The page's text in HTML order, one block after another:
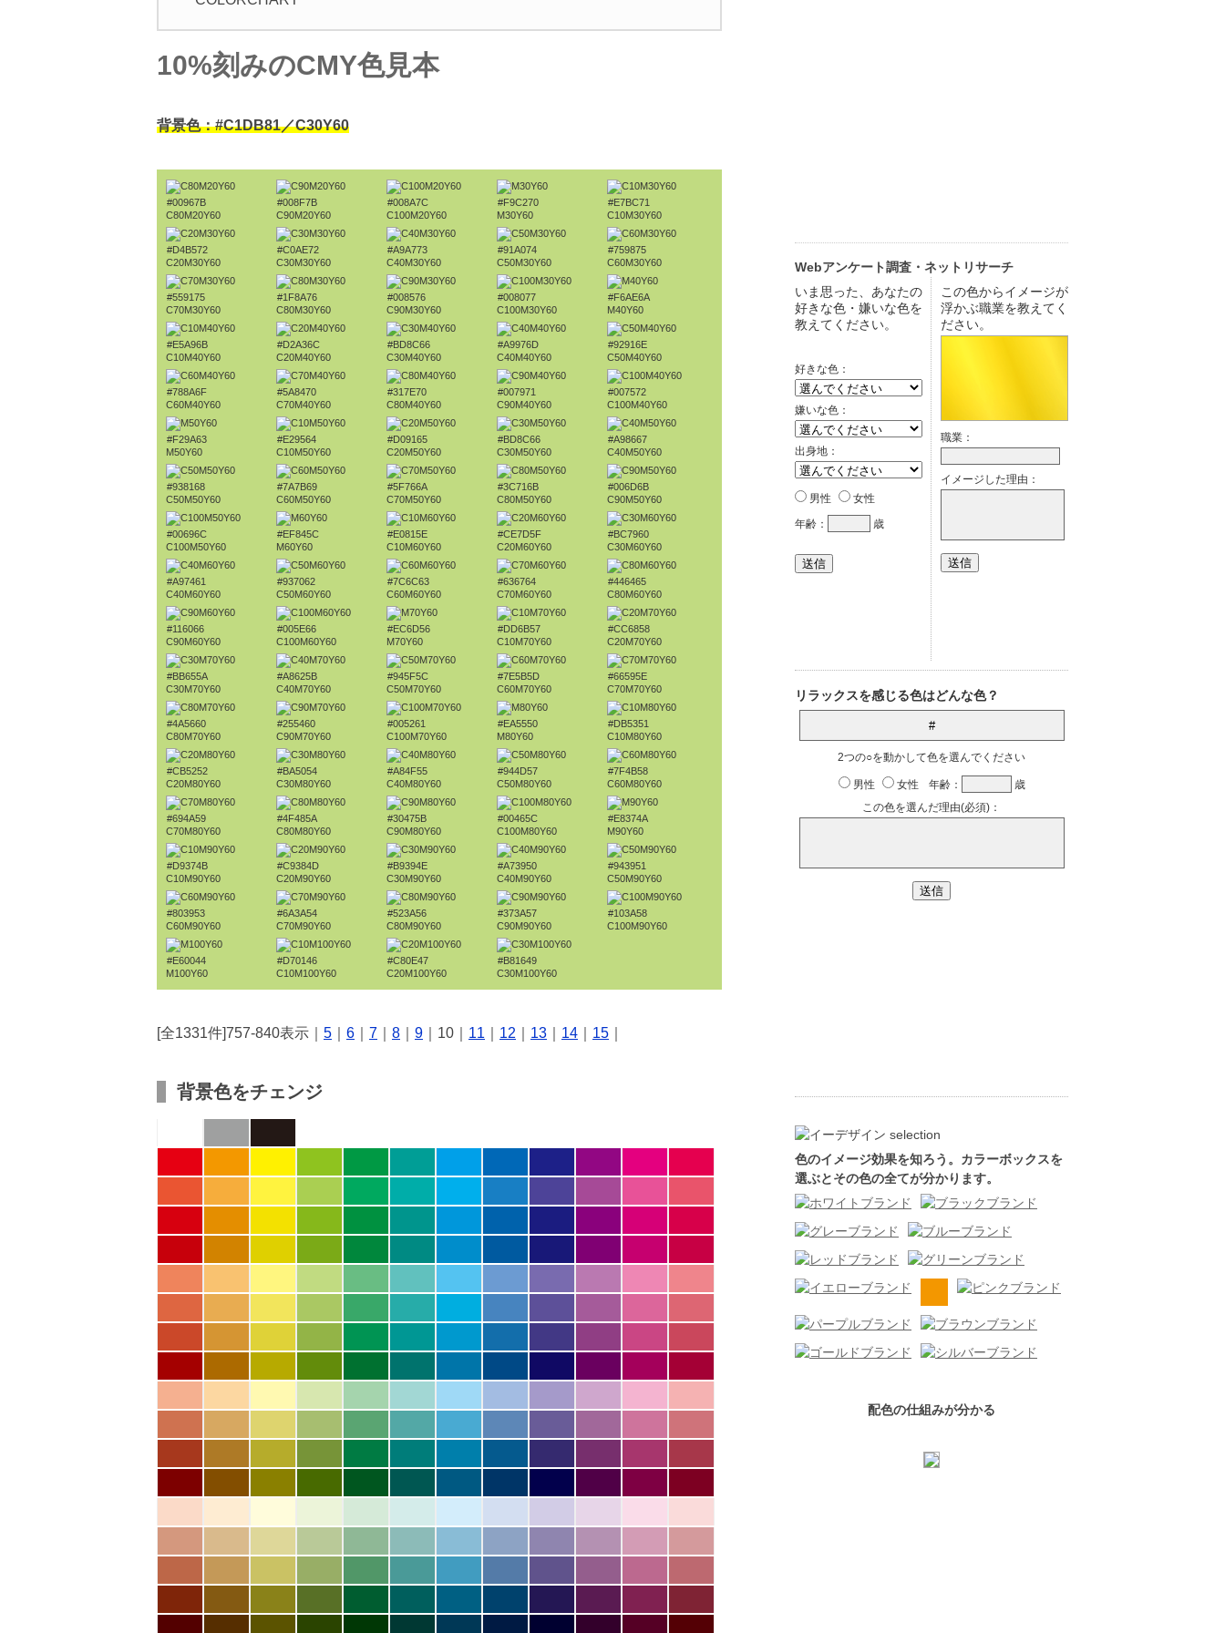
10%刻みのCMY色見本
背景色：#C1DB81／C30Y60
#00967B
C80M20Y60
#008F7B
C90M20Y60
#008A7C
C100M20Y60
#F9C270
M30Y60
#E7BC71
C10M30Y60
#D4B572
C20M30Y60
#C0AE72
C30M30Y60
#A9A773
C40M30Y60
#91A074
C50M30Y60
#759875
C60M30Y60
#559175
C70M30Y60
#1F8A76
C80M30Y60
#008576
C90M30Y60
#008077
C100M30Y60
#F6AE6A
M40Y60
#E5A96B
C10M40Y60
#D2A36C
C20M40Y60
#BD8C66
C30M40Y60
#A9976D
C40M40Y60
#92916E
C50M40Y60
#788A6F
C60M40Y60
#5A8470
C70M40Y60
#317E70
C80M40Y60
#007971
C90M40Y60
#007572
C100M40Y60
#F29A63
M50Y60
#E29564
C10M50Y60
#D09165
C20M50Y60
#BD8C66
C30M50Y60
#A98667
C40M50Y60
#938168
C50M50Y60
#7A7B69
C60M50Y60
#5F766A
C70M50Y60
#3C716B
C80M50Y60
#006D6B
C90M50Y60
#00696C
C100M50Y60
#EF845C
M60Y60
#E0815E
C10M60Y60
#CE7D5F
C20M60Y60
#BC7960
C30M60Y60
#A97461
C40M60Y60
#937062
C50M60Y60
#7C6C63
C60M60Y60
#636764
C70M60Y60
#446465
C80M60Y60
#116066
C90M60Y60
#005E66
C100M60Y60
#EC6D56
M70Y60
#DD6B57
C10M70Y60
#CC6858
C20M70Y60
#BB655A
C30M70Y60
#A8625B
C40M70Y60
#945F5C
C50M70Y60
#7E5B5D
C60M70Y60
#66595E
C70M70Y60
#4A5660
C80M70Y60
#255460
C90M70Y60
#005261
C100M70Y60
#EA5550
M80Y60
#DB5351
C10M80Y60
#CB5252
C20M80Y60
#BA5054
C30M80Y60
#A84F55
C40M80Y60
#944D57
C50M80Y60
#7F4B58
C60M80Y60
#694A59
C70M80Y60
#4F485A
C80M80Y60
#30475B
C90M80Y60
#00465C
C100M80Y60
#E8374A
M90Y60
#D9374B
C10M90Y60
#C9384D
C20M90Y60
#B9394E
C30M90Y60
#A73950
C40M90Y60
#943951
C50M90Y60
#803953
C60M90Y60
#6A3A54
C70M90Y60
#523A56
C80M90Y60
#373A57
C90M90Y60
#103A58
C100M90Y60
#E60044
M100Y60
#D70146
C10M100Y60
#C80E47
C20M100Y60
#B81649
C30M100Y60
[全1331件]757-840表示｜ 5 6 7 8 9 ｜10｜ 11 12 13 14 15
背景色をチェンジ
Webアンケート調査・ネットリサーチ
色のイメージ効果を知ろう。カラーボックスを
選ぶとその色の全てが分かります。
配色の仕組みが分かる